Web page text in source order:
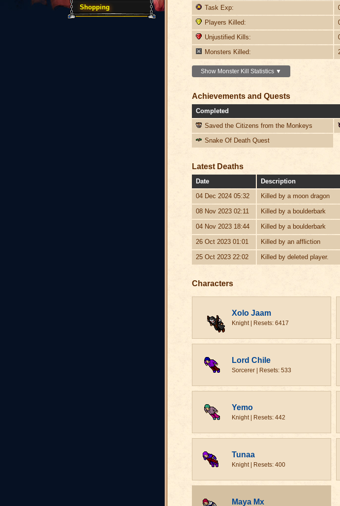
Shopping
Task Exp:
Players Killed:
Unjustified Kills:
Monsters Killed:
Show Monster Kill Statistics ▼
Achievements and Quests
Completed
Saved the Citizens from the Monkeys
Snake Of Death Quest
Latest Deaths
Date
Description
04 Dec 2024 05:32
Killed by a moon dragon
08 Nov 2023 02:11 Killed by a boulderbark
04 Nov 2023 18:44 Killed by a boulderbark
26 Oct 2023 01:01 Killed by an affliction
25 Oct 2023 22:02 Killed by deleted player.
Characters
Xolo Jaam
Knight | Resets: 6417
Lord Chile
Sorcerer | Resets: 533
Yemo
Knight | Resets: 442
Tunaa
Knight | Resets: 400
Maya Mx